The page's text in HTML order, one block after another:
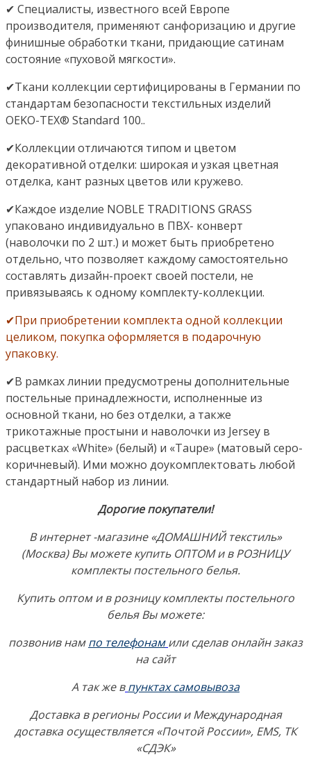
✔ Специалисты, известного всей Европе
производителя, применяют санфоризацию и другие
финишные обработки ткани, придающие сатинам
состояние «пуховой мягкости».
✔Ткани коллекции сертифицированы в Германии по
стандартам безопасности текстильных изделий
OEKO-TEX® Standard 100..
✔Коллекции отличаются типом и цветом
декоративной отделки: широкая и узкая цветная
отделка, кант разных цветов или кружево.
✔Каждое изделие NOBLE TRADITIONS GRASS
упаковано индивидуально в ПВХ- конверт
(наволочки по 2 шт.) и может быть приобретено
отдельно, что позволяет каждому самостоятельно
составлять дизайн-проект своей постели, не
привязываясь к одному комплекту-коллекции.
✔При приобретении комплекта одной коллекции
целиком, покупка оформляется в подарочную
упаковку.
✔В рамках линии предусмотрены дополнительные
постельные принадлежности, исполненные из
основной ткани, но без отделки, а также
трикотажные простыни и наволочки из Jersey в
расцветках «White» (белый) и «Taupe» (матовый серо-
коричневый). Ими можно доукомплектовать любой
стандартный набор из линии.
Дорогие покупатели!
В интернет -магазине «ДОМАШНИЙ текстиль»
(Москва) Вы можете купить ОПТОМ и в РОЗНИЦУ
комплекты постельного белья.
Купить оптом и в розницу комплекты постельного
белья Вы можете:
позвонив нампо телефонам или сделав онлайн заказ
на сайт
А так же в пунктах самовывоза
Доставка в регионы России и Международная
доставка осуществляется «Почтой России», EMS, ТК
«СДЭК»